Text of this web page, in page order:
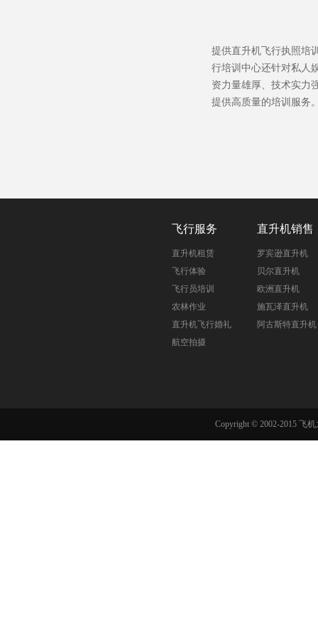
提供直升机飞行执照培
行培训中心还针对私人
资力量雄厚、技术实力
提供高质量的培训服务
飞行服务
直升机租赁
飞行体验
飞行员培训
农林作业
直升机飞行婚礼
航空拍摄
直升机销售
罗宾逊直升机
贝尔直升机
欧洲直升机
施瓦泽直升机
阿古斯特直升机
Copyright © 2002-2015 飞